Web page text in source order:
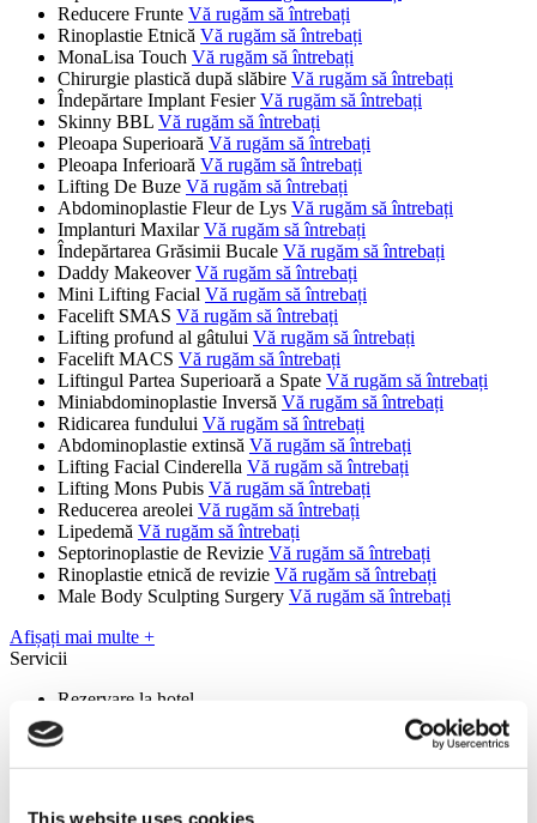
This website uses cookies
Reducere Frunte Vă rugăm să întrebați
Rinoplastie Etnică Vă rugăm să întrebați
MonaLisa Touch Vă rugăm să întrebați
Chirurgie plastică după slăbire Vă rugăm să întrebați
Îndepărtare Implant Fesier Vă rugăm să întrebați
Skinny BBL Vă rugăm să întrebați
Pleoapa Superioară Vă rugăm să întrebați
Pleoapa Inferioară Vă rugăm să întrebați
Lifting De Buze Vă rugăm să întrebați
Abdominoplastie Fleur de Lys Vă rugăm să întrebați
Implanturi Maxilar Vă rugăm să întrebați
Îndepărtarea Grăsimii Bucale Vă rugăm să întrebați
Daddy Makeover Vă rugăm să întrebați
Mini Lifting Facial Vă rugăm să întrebați
Facelift SMAS Vă rugăm să întrebați
Lifting profund al gâtului Vă rugăm să întrebați
Facelift MACS Vă rugăm să întrebați
Liftingul Partea Superioară a Spate Vă rugăm să întrebați
Miniabdominoplastie Inversă Vă rugăm să întrebați
Ridicarea fundului Vă rugăm să întrebați
Abdominoplastie extinsă Vă rugăm să întrebați
Lifting Facial Cinderella Vă rugăm să întrebați
Lifting Mons Pubis Vă rugăm să întrebați
Reducerea areolei Vă rugăm să întrebați
Lipedemă Vă rugăm să întrebați
Septorinoplastie de Revizie Vă rugăm să întrebați
Rinoplastie etnică de revizie Vă rugăm să întrebați
Male Body Sculpting Surgery Vă rugăm să întrebați
Afișați mai multe +
Servicii
Rezervare la hotel
Servicii de traducere
Ghid local